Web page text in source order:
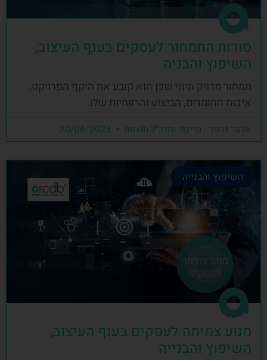
סודות התמחור לעסקים בענף העיצוב,
השיפוץ והבניה
תמחור מדויק חיוני שכן הוא קובע את היקף הפרויקט,
איכות החומרים, הביצוע והרווחיות שלו.
אלעד גרגיר - מייסד ומנכ"ל arcdb
השיפוץ והבנייה
מנוע צמיחה לעסקים בענף העיצוב,
השיפוץ והבנייה